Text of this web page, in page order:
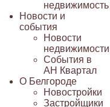
недвижимость
Новости и
события
Новости
недвижимости
События в
АН Квартал
О Белгороде
Новостройки
Застройщики